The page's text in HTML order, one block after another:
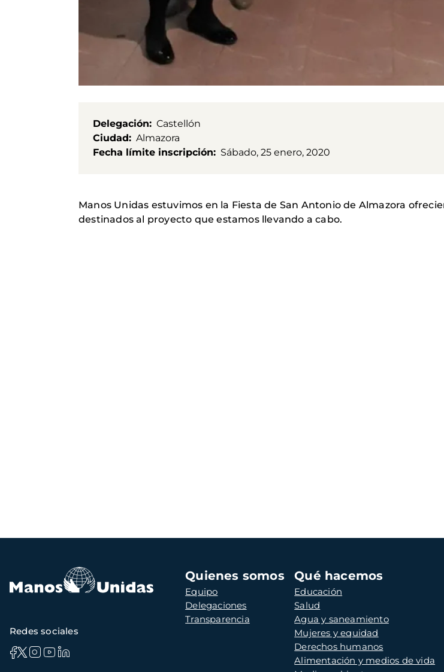
Delegación
Castellón
Ciudad
Almazora
Fecha límite inscripción
Sábado, 25 enero, 2020
Manos Unidas estuvimos en la Fiesta de San Antonio de Almazora
destinados al proyecto que estamos llevando a cabo.
Navegación
principal
Quienes somos
Equipo
Delegaciones
Transparencia
Qué hacemos
Educación
Salud
Agua y saneamiento
Mujeres y equidad
Derechos humanos
Alimentación y medios de vida
Redes sociales